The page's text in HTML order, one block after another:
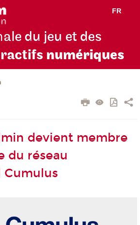
FR
ale du jeu et des
numériques
devient membre
du réseau